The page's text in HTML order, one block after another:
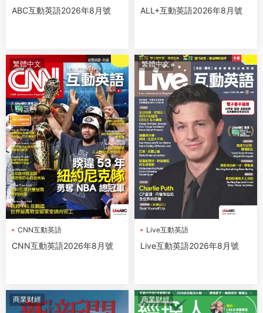
ABC互動英語2026年8月號 ALL+互動英語2026年8月號
繁體中文
CNN互動英語
CNN互動英語2026年8月號
繁體中文
Live互動英語
Live互動英語2026年8月號
商業财經 商業财經